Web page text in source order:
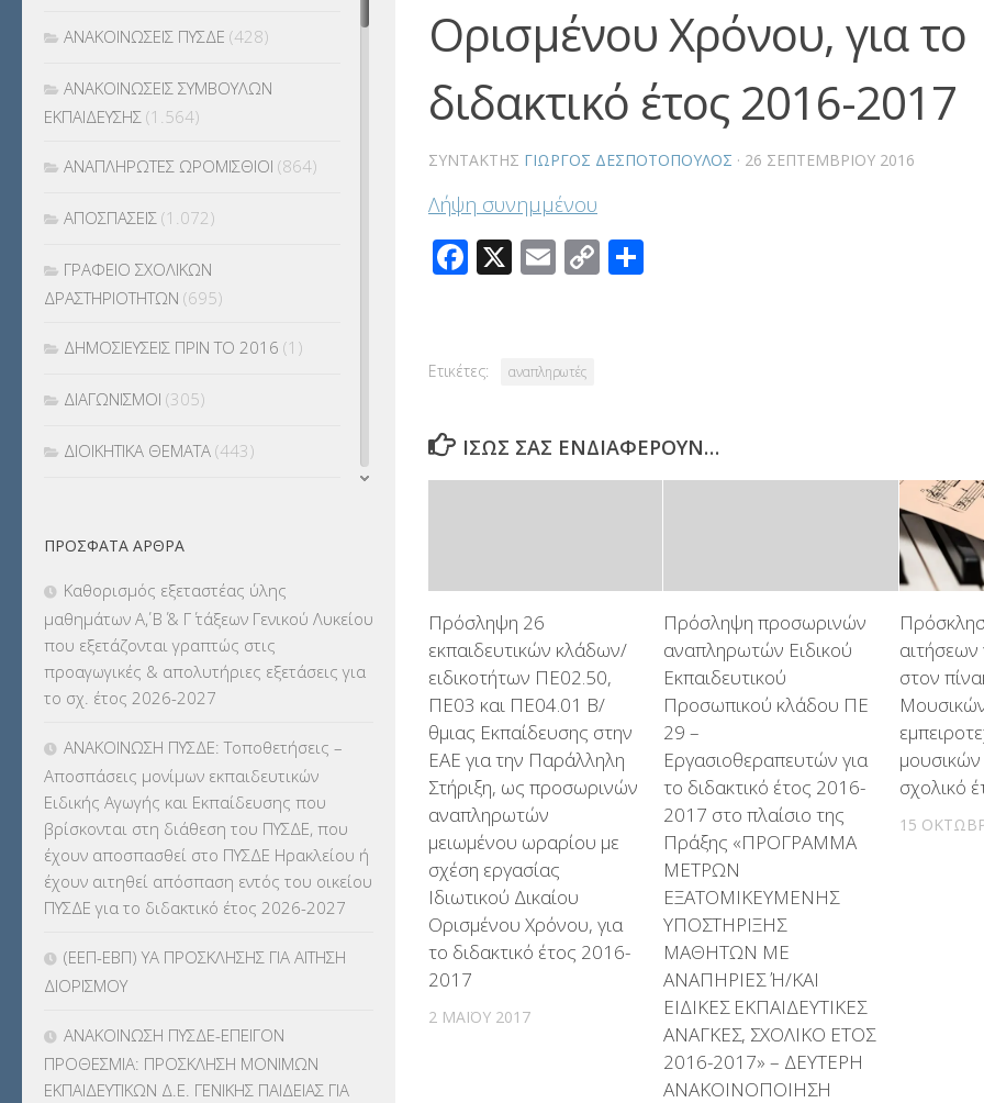
Ορισμένου Χρόνου, για το
διδακτικό έτος 2016-2017
ΣΥΝΤΆΚΤΗΣ ΓΙΏΡΓΟΣ ΔΕΣΠΟΤΌΠΟΥΛΟΣ · 26 ΣΕΠΤΕΜΒΡΊΟΥ 2016
Λήψη συνημμένου
Facebook
X Email
Copy
Ετικέτες: αναπληρωτές
ΊΣΩΣ ΣΑΣ ΕΝΔΙΑΦΈΡΟΥΝ…
Πρόσληψη 26
εκπαιδευτικών κλάδων/
ειδικοτήτων ΠΕ02.50,
ΠΕ03 και ΠΕ04.01 Β/
θμιας Εκπαίδευσης στην
ΕΑΕ για την Παράλληλη
Στήριξη, ως προσωρινών
αναπληρωτών
μειωμένου ωραρίου με
σχέση εργασίας
Ιδιωτικού Δικαίου
Ορισμένου Χρόνου, για
το διδακτικό έτος 2016-
2017
2 ΜΑΪ́ΟΥ 2017
Πρόσληψη προσωρινών
αναπληρωτών Ειδικού
Εκπαιδευτικού
Προσωπικού κλάδου ΠΕ
29 –
Εργασιοθεραπευτών για
το διδακτικό έτος 2016-
2017 στο πλαίσιο της
Πράξης «ΠΡΟΓΡΑΜΜΑ
ΜΕΤΡΩΝ
ΕΞΑΤΟΜΙΚΕΥΜΕΝΗΣ
ΥΠΟΣΤΗΡΙΞΗΣ
ΜΑΘΗΤΩΝ ΜΕ
ΑΝΑΠΗΡΙΕΣ Ή/ΚΑΙ
ΕΙΔΙΚΕΣ ΕΚΠΑΙΔΕΥΤΙΚΕΣ
ΑΝΑΓΚΕΣ, ΣΧΟΛΙΚΟ ΕΤΟΣ
2016-2017» – ΔΕΥΤΕΡΗ
ΑΝΑΚΟΙΝΟΠΟΙΗΣΗ
αιτήσεων
στον
σχολικό
15
ΑΝΑΚΟΙΝΩΣΕΙΣ ΠΥΣΔΕ (428)
ΑΝΑΚΟΙΝΩΣΕΙΣ ΣΥΜΒΟΥΛΩΝ
ΕΚΠΑΙΔΕΥΣΗΣ (1.564)
ΑΝΑΠΛΗΡΩΤΕΣ ΩΡΟΜΙΣΘΙΟΙ (864)
ΑΠΟΣΠΑΣΕΙΣ (1.072)
ΓΡΑΦΕΙΟ ΣΧΟΛΙΚΩΝ
ΔΡΑΣΤΗΡΙΟΤΗΤΩΝ (695)
ΔΗΜΟΣΙΕΥΣΕΙΣ ΠΡΙΝ ΤΟ 2016 (1)
ΔΙΑΓΩΝΙΣΜΟΙ (305)
ΔΙΟΙΚΗΤΙΚΑ ΘΕΜΑΤΑ (443)
ΕΚΔΡΟΜΕΣ(7.354)
ΕΚΠΑΙΔΕΥΤΙΚΑ ΘΕΜΑΤΑ (2.823)
ΕΠΑΛ(366)
ΕΠΙΜΟΡΦΩΣΗ Τ.Π.Ε.
ΕΥΡΩΠΑΪΚΑ ΠΡΟΓΡΑΜΜΑΤΑ(230)
ΚΕΣΥ(60)
ΚΕΣΥΠ (109)
ΚΠγ – ΚΡΑΤΙΚΟ ΠΙΣΤΟΠΟΙΗΤΙΚΟ
ΚΠπ- ΚΡΑΤΙΚΟ ΠΙΣΤΟΠΟΙΗΤΙΚΟ
ΛΟΙΠΑ(309)
ΠΡΌΣΦΑΤΑ ΆΡΘΡΑ
Καθορισμός εξεταστέας ύλης
μαθημάτων Α΄, Β΄ & Γ΄ τάξεων Γενικού Λυκείου
που εξετάζονται γραπτώς στις
προαγωγικές & απολυτήριες εξετάσεις για
το σχ. έτος 2026-2027
ΑΝΑΚΟΙΝΩΣΗ ΠΥΣΔΕ: Τοποθετήσεις –
Αποσπάσεις μονίμων εκπαιδευτικών
Ειδικής Αγωγής και Εκπαίδευσης που
βρίσκονται στη διάθεση του ΠΥΣΔΕ, που
έχουν αποσπασθεί στο ΠΥΣΔΕ Ηρακλείου ή
έχουν αιτηθεί απόσπαση εντός του οικείου
ΠΥΣΔΕ για το διδακτικό έτος 2026-2027
(ΕΕΠ-ΕΒΠ) ΥΑ ΠΡΟΣΚΛΗΣΗΣ ΓΙΑ ΑΙΤΗΣΗ
ΔΙΟΡΙΣΜΟΥ
ΑΝΑΚΟΙΝΩΣΗ ΠΥΣΔΕ-ΕΠΕΙΓΟΝ
ΠΡΟΘΕΣΜΙΑ: ΠΡΟΣΚΛΗΣΗ ΜΟΝΙΜΩΝ
ΕΚΠΑΙΔΕΥΤΙΚΩΝ Δ.Ε. ΓΕΝΙΚΗΣ ΠΑΙΔΕΙΑΣ ΓΙΑ